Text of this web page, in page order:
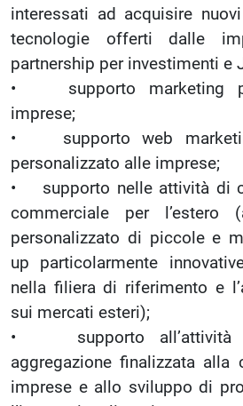
interessati ad acquisire
tecnologie offerti dalle
partnership per investimenti e
• supporto marketing
imprese;
• supporto web
personalizzato alle imprese;
• supporto nelle attività di
commerciale per l’estero
personalizzato di piccole e
up particolarmente
nella filiera di riferimento e
sui mercati esteri);
• supporto all’attività
aggregazione finalizzata
imprese e allo sviluppo di